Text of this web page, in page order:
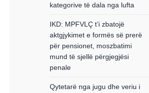
kategorive të dala nga lufta
IKD: MPFVLÇ t’i zbatojë
aktgjykimet e formës së prerë
për pensionet, moszbatimi
mund të sjellë përgjegjësi
penale
Qytetarë nga jugu dhe veriu i